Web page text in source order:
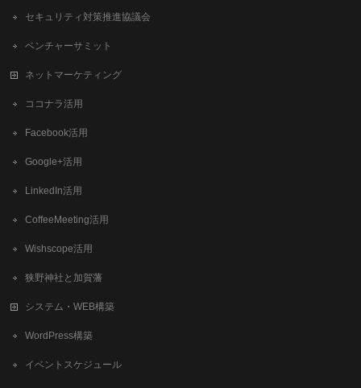
セキュリティ対策推進協議会
ベンチャーサミット
ネットマーケティング
ココナラ活用
Facebook活用
Google+活用
LinkedIn活用
CoffeeMeeting活用
Wishscope活用
狭野神社と加賀藩
システム・WEB構築
WordPress構築
イベントスケジュール